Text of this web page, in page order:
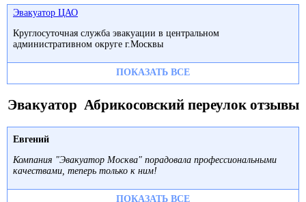
Эвакуатор ЦАО
Круглосуточная служба эвакуации в центральном
административном округе г.Москвы
ПОКАЗАТЬ ВСЕ
Эвакуатор Абрикосовский переулок отзывы
Евгений
Компания "Эвакуатор Москва" порадовала профессиональными
качествами, теперь только к ним!
ПОКАЗАТЬ ВСЕ